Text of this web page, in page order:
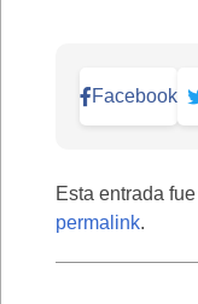
Facebook
Esta entrada
permalink.